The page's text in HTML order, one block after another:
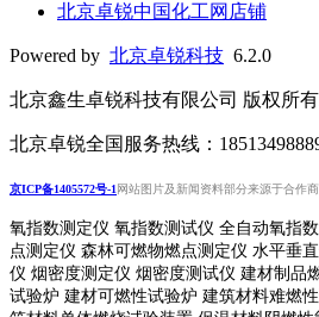
北京卓锐中国化工网店铺
Powered by 北京卓锐科技 6.2.0
北京鑫生卓锐科技有限公司 版权所有
北京卓锐全国服务热线：
京ICP备1405572号-1网站图片及新闻资料部分来源于合作
氧指数测定仪 氧指数测试仪 全自动氧指
点测定仪 森林可燃物燃点测定仪 水平垂
仪 烟密度测定仪 烟密度测试仪 建材制品
试验炉 建材可燃性试验炉 建筑材料难燃